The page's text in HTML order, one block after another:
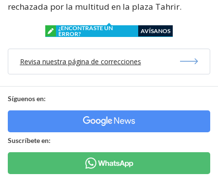
rechazada por la multitud en la plaza Tahrir.
¿ENCONTRASTE UN
ERROR?
AVÍSANOS
Revisa nuestra página de correcciones
Síguenos en:
Suscríbete en: